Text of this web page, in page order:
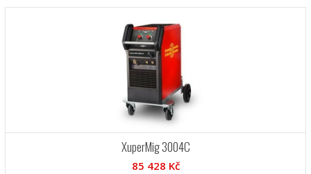
XuperMig 3004C
85 428 Kč